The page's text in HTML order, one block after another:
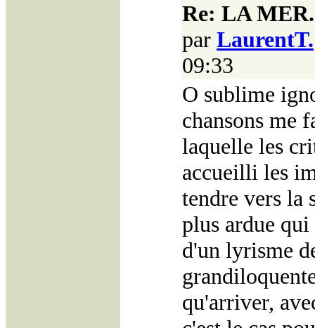
Re: LA
par LaurentT.
09:33
O sublime
chansons me
laquelle les
accueilli les
tendre vers la
plus ardue
d'un lyrisme
qu'arriver,